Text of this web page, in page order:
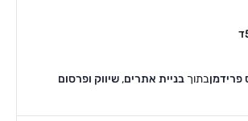
פרידמןבתוך בניית אתרים, שיווק ופרסום